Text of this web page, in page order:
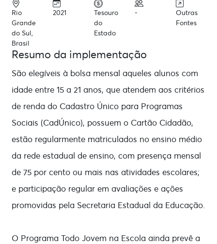
Rio
Grande
do Sul,
Brasil
2021
Tesouro
do
Estado
-
Outras
Fontes
Resumo da implementação
São elegíveis à bolsa mensal aqueles alunos com
idade entre 15 a 21 anos, que atendem aos critérios
de renda do Cadastro Único para Programas
Sociais (CadÚnico), possuem o Cartão Cidadão,
estão regularmente matriculados no ensino médio
da rede estadual de ensino, com presença mensal
de 75 por cento ou mais nas atividades escolares;
e participação regular em avaliações e ações
promovidas pela Secretaria Estadual da Educação.
O Programa Todo Jovem na Escola ainda prevê a